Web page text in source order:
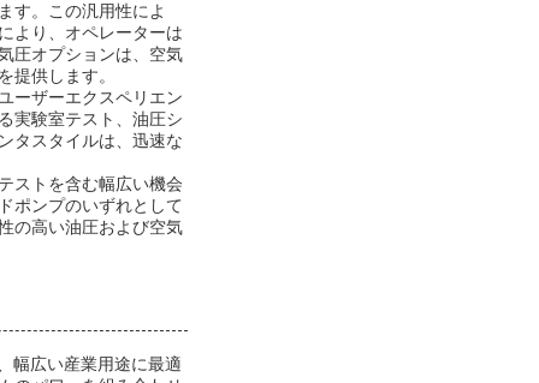
す。この汎用性によ
より、オペレーターは
圧オプションは、空気
提供します。
ーザーエクスペリエン
実験室テスト、油圧シ
タスタイルは、迅速な
ストを含む幅広い機会
ポンプのいずれとして
の高い油圧および空気
幅広い産業用途に最適